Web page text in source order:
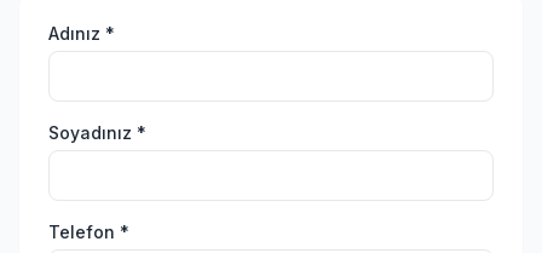
Adınız *
Soyadınız *
Telefon *